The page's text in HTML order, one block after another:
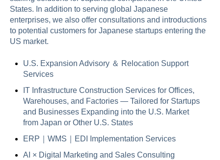
States. In addition to serving global Japanese
enterprises, we also offer consultations and introductions
to potential customers for Japanese startups entering the
US market.
U.S. Expansion Advisory ＆ Relocation Support
Services
IT Infrastructure Construction Services for Offices,
Warehouses, and Factories — Tailored for Startups
and Businesses Expanding into the U.S. Market
from Japan or Other U.S. States
ERP｜WMS｜EDI Implementation Services
AI × Digital Marketing and Sales Consulting